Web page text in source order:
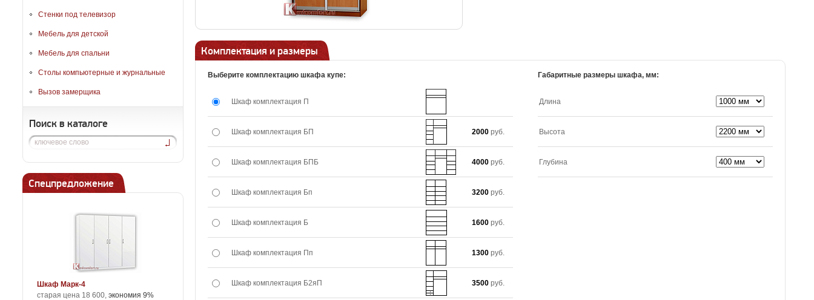
Стенки под телевизор
Мебель для детской
Мебель для спальни
Столы компьютерные и журнальные
Вызов замерщика
Поиск в каталоге
Спецпредложение
Шкаф Марк-4
старая цена 18 600, экономия 9%
Комплектация и размеры
Выберите комплектацию шкафа купе:
Шкаф комплектация П
Шкаф комплектация БП 2000 руб.
Шкаф комплектация БПБ 4000 руб.
Шкаф комплектация Бп 3200 руб.
Шкаф комплектация Б 1600 руб.
Шкаф комплектация Пп 1300 руб.
Шкаф комплектация Б2яП 3500 руб.
Габаритные размеры шкафа, мм:
Длина
Высота
Глубина